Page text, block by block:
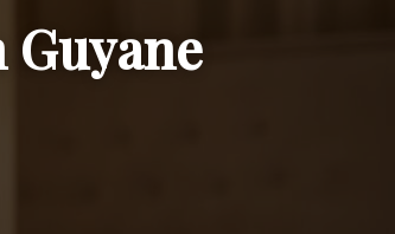
Guyane